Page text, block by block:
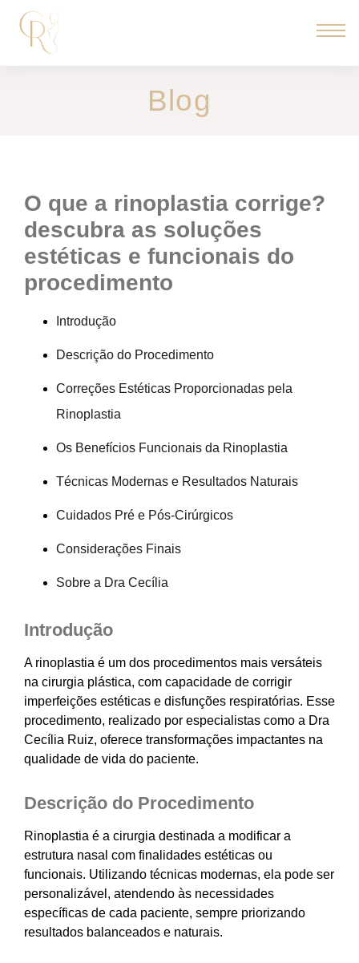
Blog
o que a rinoplastia corrige?
descubra as soluções
estéticas e funcionais do
procedimento
Introdução
Descrição do Procedimento
Correções Estéticas Proporcionadas pela
Rinoplastia
Os Benefícios Funcionais da Rinoplastia
Técnicas Modernas e Resultados Naturais
Cuidados Pré e Pós-Cirúrgicos
Considerações Finais
Sobre a Dra Cecília
Introdução
A rinoplastia é um dos procedimentos mais versáteis
na cirurgia plástica, com capacidade de corrigir
imperfeições estéticas e disfunções respiratórias. Esse
procedimento, realizado por especialistas como a Dra
Cecília Ruiz, oferece transformações impactantes na
qualidade de vida do paciente.
Descrição do Procedimento
Rinoplastia é a cirurgia destinada a modificar a
estrutura nasal com finalidades estéticas ou
funcionais. Utilizando técnicas modernas, ela pode ser
personalizável, atendendo às necessidades
específicas de cada paciente, sempre priorizando
resultados balanceados e naturais.